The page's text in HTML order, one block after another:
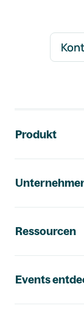
Produkt
Ressourcen
Events